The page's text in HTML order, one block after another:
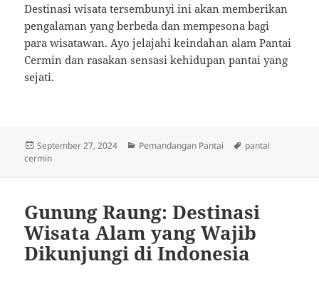
Destinasi wisata tersembunyi ini akan memberikan
pengalaman yang berbeda dan mempesona bagi
para wisatawan. Ayo jelajahi keindahan alam Pantai
Cermin dan rasakan sensasi kehidupan pantai yang
sejati.
Posted
on
September 27, 2024 Categories
Pemandangan Pantai Tags
pantai
cermin
Gunung Raung: Destinasi
Wisata Alam yang Wajib
Dikunjungi di Indonesia